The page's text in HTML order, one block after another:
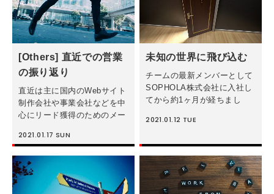
[Others] 直近での営業
の振り返り
直近は主に国内のWebサイト
制作会社や事業会社などを中
心にリード獲得のためのメー
すが、一カ月以上前に連絡を
ただくことが最近あります。
メールを送ったタイミングで
は優先度 […]
2021.01.17 SUN
未知の世界に飛び込む
チームの最新メンバーとして
SOPHOLA株式会社に入社し
てから約1ヶ月が経ちまし
ワーキングスタイルから、ス
の勤務、日本の企業での初め
ての経験やなじみのないデジ
タルマーケ […]
2021.01.12 TUE